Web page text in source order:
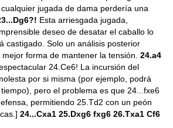
jugada de dama perdería una
Esta arriesgada jugada,
deseo de desatar el caballo lo
castigado. Solo un análisis posterior
forma de mantener la tensión. 24.a4
24.Ce6! La incursión del
por si misma (por ejemplo, podrá
pero el problema es que 24...fxe6
permitiendo 25.Td2 con un peón
24...Cxa1 25.Dxg6 fxg6 26.Txa1 Cf6